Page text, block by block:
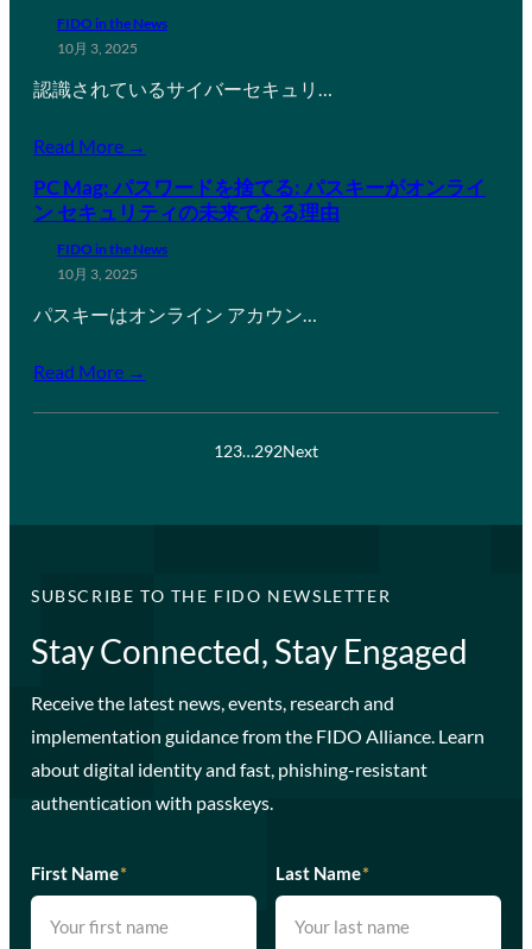
FIDO in the News
10月 3, 2025
認識されているサイバーセキュリ…
Read More →
PC Mag: パスワードを捨てる: パスキーがオンライ
ン セキュリティの未来である理由
FIDO in the News
10月 3, 2025
パスキーはオンライン アカウン…
Read More →
123…292Next
SUBSCRIBE TO THE FIDO NEWSLETTER
Stay Connected, Stay Engaged
Receive the latest news, events, research and
implementation guidance from the FIDO Alliance. Learn
about digital identity and fast, phishing-resistant
authentication with passkeys.
First Name* Last Name*